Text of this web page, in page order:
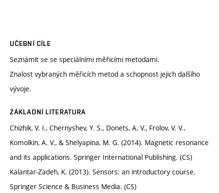
UČEBNÍ CÍLE
Seznámit se se speciálními měřicími metodami.
Znalost vybraných měřicích metod a schopnost jejich dalšího
vývoje.
ZÁKLADNÍ LITERATURA
Chizhik, V. I., Chernyshev, Y. S., Donets, A. V., Frolov, V. V.,
Komolkin, A. V., & Shelyapina, M. G. (2014). Magnetic resonance
and its applications. Springer International Publishing. (CS)
Kalantar-Zadeh, K. (2013). Sensors: an introductory course.
Springer Science & Business Media. (CS)